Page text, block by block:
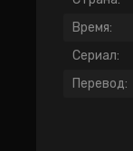
Время:
Сериал:
Перевод: